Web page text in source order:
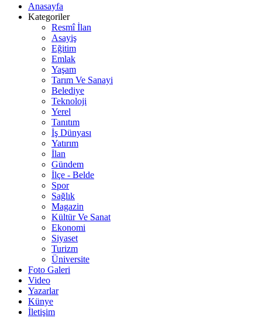
Anasayfa
Kategoriler
Resmî İlan
Asayiş
Eğitim
Emlak
Yaşam
Tarım Ve Sanayi
Belediye
Teknoloji
Yerel
Tanıtım
İş Dünyası
Yatırım
İlan
Gündem
İlçe - Belde
Spor
Sağlık
Magazin
Kültür Ve Sanat
Ekonomi
Siyaset
Turizm
Üniversite
Foto Galeri
Video
Yazarlar
Künye
İletişim